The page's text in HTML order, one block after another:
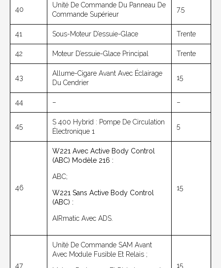
40
Unité De Commande Du Panneau De
Commande Supérieur
7.5
41 Sous-Moteur D’essuie-Glace Trente
42 Moteur D’essuie-Glace Principal Trente
43
Allume-Cigare Avant Avec Éclairage
Du Cendrier
15
44 – –
45
S 400 Hybrid : Pompe De Circulation
Électronique 1
5
46
W221 Avec Active Body Control
(ABC) Modèle 216 :
ABC;
W221 Sans Active Body Control
(ABC) :
AIRmatic Avec ADS.
15
47
Unité De Commande SAM Avant
Avec Module Fusible Et Relais ;
15